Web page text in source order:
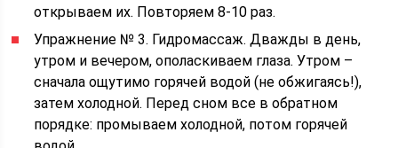
открываем их. Повторяем 8-10 раз.
Упражнение № 3. Гидромассаж. Дважды в день,
утром и вечером, ополаскиваем глаза. Утром –
сначала ощутимо горячей водой (не обжигаясь!),
затем холодной. Перед сном все в обратном
порядке: промываем холодной, потом горячей